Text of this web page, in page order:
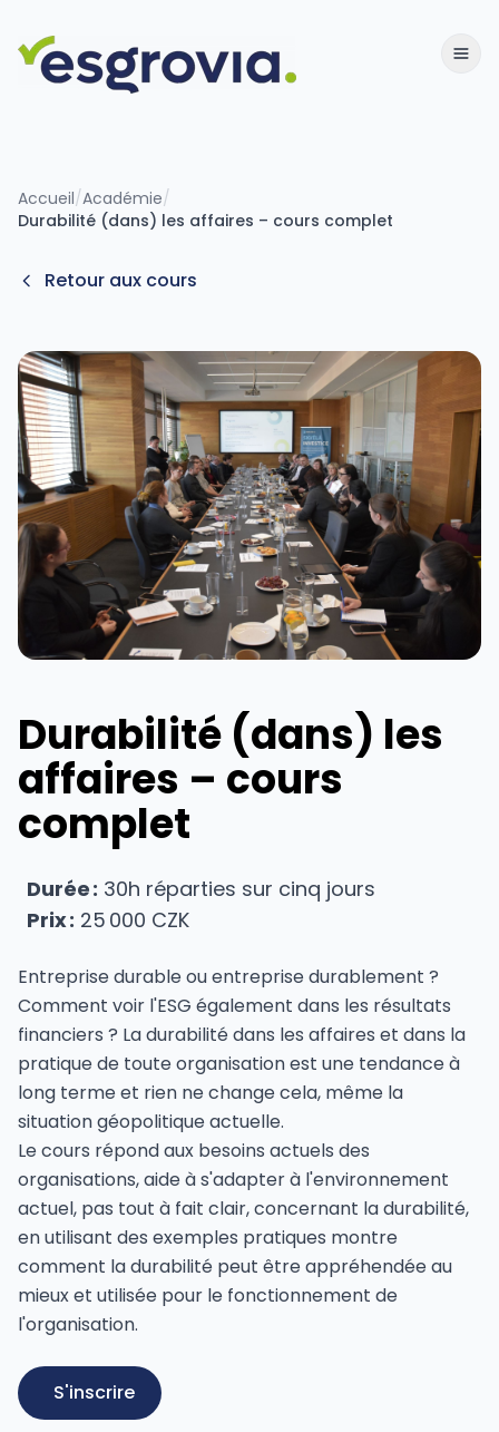
Accueil/Académie/
Durabilité (dans) les affaires – cours complet
Retour aux cours
Durabilité (dans) les
affaires – cours
complet
Durée : 30h réparties sur cinq jours
Prix : 25 000 CZK
Entreprise durable ou entreprise durablement ?
Comment voir l'ESG également dans les résultats
financiers ? La durabilité dans les affaires et dans la
pratique de toute organisation est une tendance à
long terme et rien ne change cela, même la
situation géopolitique actuelle.
Le cours répond aux besoins actuels des
organisations, aide à s'adapter à l'environnement
actuel, pas tout à fait clair, concernant la durabilité,
en utilisant des exemples pratiques montre
comment la durabilité peut être appréhendée au
mieux et utilisée pour le fonctionnement de
l'organisation.
S'inscrire